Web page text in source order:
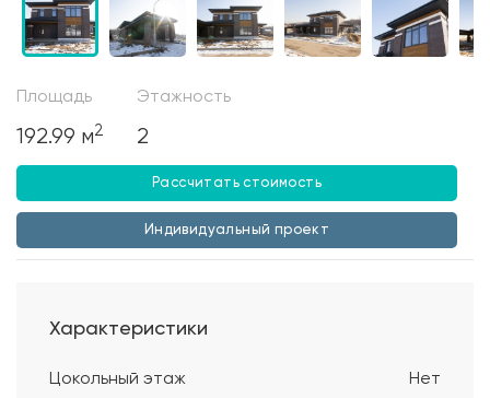
Площадь
192.99 м2
Этажность
2
Рассчитать стоимость
Индивидуальный проект
Характеристики
Цокольный этаж Нет